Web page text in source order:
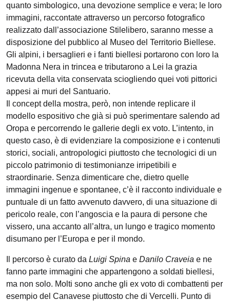
quanto simbologico, una devozione semplice e vera; le loro
immagini, raccontate attraverso un percorso fotografico
realizzato dall’associazione Stilelibero, saranno messe a
disposizione del pubblico al Museo del Territorio Biellese.
Gli alpini, i bersaglieri e i fanti biellesi portarono con loro la
Madonna Nera in trincea e tributarono a Lei la grazia
ricevuta della vita conservata sciogliendo quei voti pittorici
appesi ai muri del Santuario.
Il concept della mostra, però, non intende replicare il
modello espositivo che già si può sperimentare salendo ad
Oropa e percorrendo le gallerie degli ex voto. L’intento, in
questo caso, è di evidenziare la composizione e i contenuti
storici, sociali, antropologici piuttosto che tecnologici di un
piccolo patrimonio di testimonianze irripetibili e
straordinarie. Senza dimenticare che, dietro quelle
immagini ingenue e spontanee, c’è il racconto individuale e
puntuale di un fatto avvenuto davvero, di una situazione di
pericolo reale, con l’angoscia e la paura di persone che
vissero, una accanto all’altra, un lungo e tragico momento
disumano per l’Europa e per il mondo.
Il percorso è curato da Luigi Spina e Danilo Craveia e ne
fanno parte immagini che appartengono a soldati biellesi,
ma non solo. Molti sono anche gli ex voto di combattenti per
esempio del Canavese piuttosto che di Vercelli. Punto di